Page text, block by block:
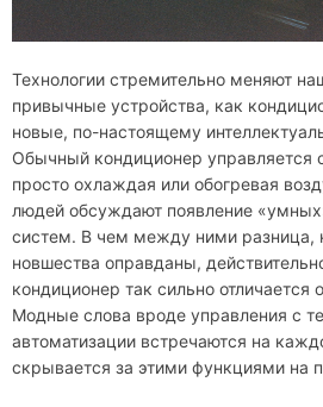
Технологии стремительно меняют
привычные устройства, как
новые, по-настоящему
Обычный кондиционер управляется
просто охлаждая или обогревая
людей обсуждают появление
систем. В чем между ними разница,
новшества оправданы,
кондиционер так сильно отличается
Модные слова вроде управления с
автоматизации встречаются на
скрывается за этими функциями на